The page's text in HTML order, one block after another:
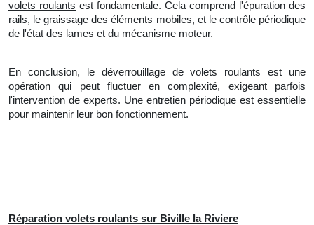
volets roulants est fondamentale. Cela comprend l'épuration des
rails, le graissage des éléments mobiles, et le contrôle périodique
de l'état des lames et du mécanisme moteur.
En conclusion, le déverrouillage de volets roulants est une
opération qui peut fluctuer en complexité, exigeant parfois
l'intervention de experts. Une entretien périodique est essentielle
pour maintenir leur bon fonctionnement.
Réparation volets roulants sur Biville la Riviere